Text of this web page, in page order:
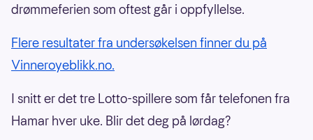
drømmeferien som oftest går i oppfyllelse.
Flere resultater fra undersøkelsen finner du på
Vinneroyeblikk.no.
I snitt er det tre Lotto-spillere som får telefonen fra
Hamar hver uke. Blir det deg på lørdag?